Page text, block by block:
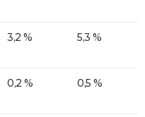
3,2 % 5,3 %
0,2 % 0,5 %